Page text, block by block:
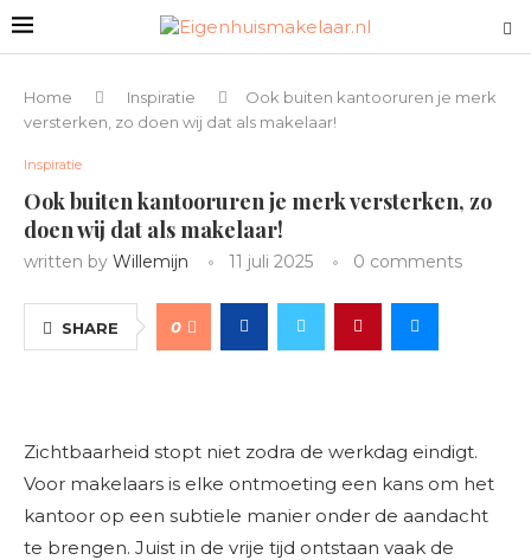
Home Inspiratie
Ook buiten kantooruren je merk
versterken, zo doen wij dat als makelaar!
Inspiratie
Ook buiten kantooruren je merk versterken, zo
doen wij dat als makelaar!
written by Willemijn 11 juli 2025 0 comments
SHARE 0
Zichtbaarheid stopt niet zodra de werkdag eindigt.
Voor makelaars is elke ontmoeting een kans om het
kantoor op een subtiele manier onder de aandacht
te brengen. Juist in de vrije tijd ontstaan vaak de